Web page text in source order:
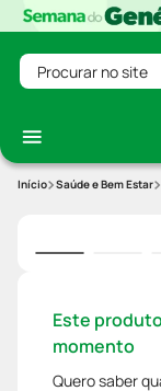
Procurar no site
Saúde e Bem Estar
Este
momento
Quero saber